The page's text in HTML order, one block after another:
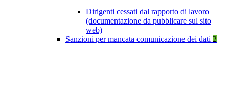
Dirigenti cessati dal rapporto di lavoro
(documentazione da pubblicare sul sito
web)
Sanzioni per mancata comunicazione dei dati 2